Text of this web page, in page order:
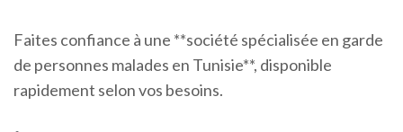
Faites confiance à une **société spécialisée en garde
de personnes malades en Tunisie**, disponible
rapidement selon vos besoins.